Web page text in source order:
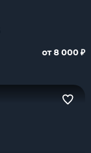
от 8 000 ₽